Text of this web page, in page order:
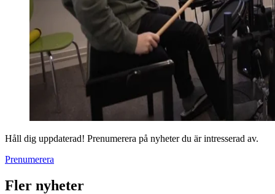
Håll dig uppdaterad! Prenumerera på nyheter du är intresserad av.
Prenumerera
Fler nyheter